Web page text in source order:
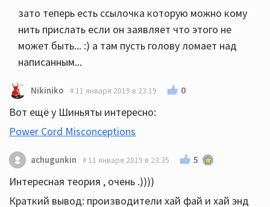
зато теперь есть ссылочка которую можно кому
нить прислать если он заявляет что этого не
может быть... :) а там пусть голову ломает над
написанным...
Nikiniko 11 января 2019 в 23:19 0
Вот ещё у Шиньяты интересно:
Power Cord Misconceptions
achugunkin 11 января 2019 в 23:35 5
Интересная теория , очень .))))
Краткий вывод: производители хай фай и хай энд